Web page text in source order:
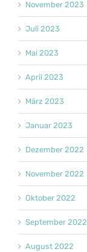
November 2023
Juli 2023
Mai 2023
April 2023
März 2023
Januar 2023
Dezember 2022
November 2022
Oktober 2022
September 2022
August 2022